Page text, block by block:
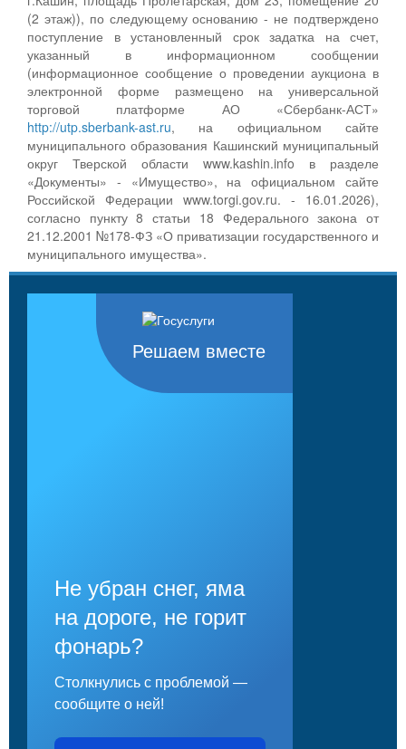
(2 этаж)), по следующему основанию - не подтверждено
поступление в установленный срок задатка на счет,
указанный в информационном сообщении
(информационное сообщение о проведении аукциона в
электронной форме размещено на универсальной
торговой платформе АО «Сбербанк-АСТ»
http://utp.sberbank-ast.ru, на официальном сайте
муниципального образования Кашинский муниципальный
округ Тверской области www.kashin.info в разделе
«Документы» - «Имущество», на официальном сайте
Российской Федерации www.torgi.gov.ru. - 16.01.2026),
согласно пункту 8 статьи 18 Федерального закона от
21.12.2001 №178-ФЗ «О приватизации государственного и
муниципального имущества».
Решаем вместе
Не убран снег, яма
на дороге, не горит
фонарь?
Столкнулись с проблемой —
сообщите о ней!